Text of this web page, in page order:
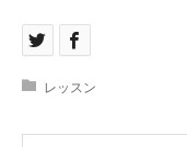
レッスン